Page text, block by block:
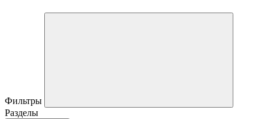
Фильтры
Разделы